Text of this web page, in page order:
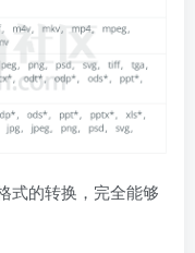
式的转换，完全能够